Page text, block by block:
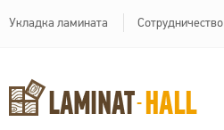
Укладка ламината Сотрудничество